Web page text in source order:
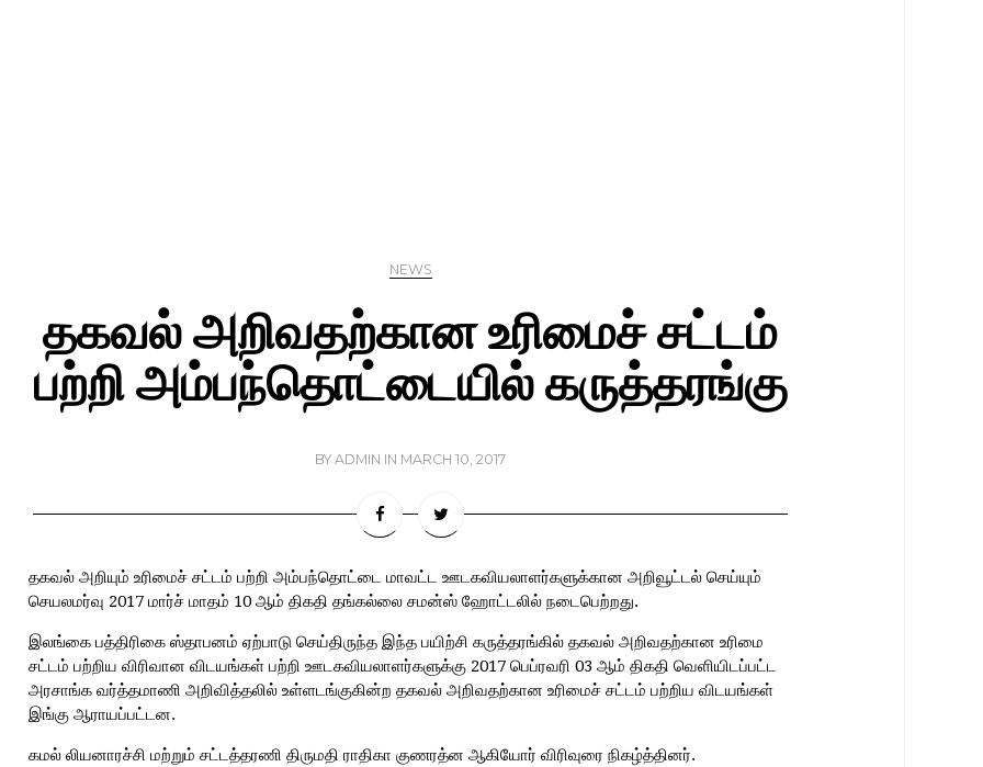
NEWS
தகவல் அறிவதற்கான உரிமைச் சட்டம்
பற்றி அம்பந்தொட்டையில் கருத்தரங்கு
BY ADMIN IN MARCH 10, 2017
தகவல் அறியும் உரிமைச் சட்டம் பற்றி அம்பந்தொட்டை மாவட்ட ஊடகவியலாளர்களுக்கான அறிவூட்டல் செய்யும்
செயலமர்வு 2017 மார்ச் மாதம் 10 ஆம் திகதி தங்கல்லை சமன்ஸ் ஹோட்டலில் நடைபெற்றது.
இலங்கை பத்திரிகை ஸ்தாபனம் ஏற்பாடு செய்திருந்த இந்த பயிற்சி கருத்தரங்கில் தகவல் அறிவதற்கான உரிமை
சட்டம் பற்றிய விரிவான விடயங்கள் பற்றி ஊடகவியலாளர்களுக்கு 2017 பெப்ரவரி 03 ஆம் திகதி வெளியிடப்பட்ட
அரசாங்க வர்த்தமாணி அறிவித்தலில் உள்ளடங்குகின்ற தகவல் அறிவதற்கான உரிமைச் சட்டம் பற்றிய விடயங்கள்
இங்கு ஆராயப்பட்டன.
கமல் லியனாரச்சி மற்றும் சட்டத்தரணி திருமதி ராதிகா குணரத்ன ஆகியோர் விரிவுரை நிகழ்த்தினர்.